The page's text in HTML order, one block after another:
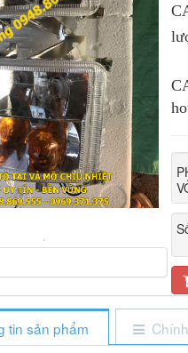
tin sản phẩm